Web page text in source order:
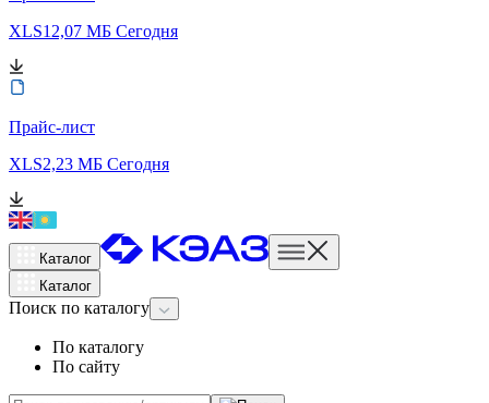
XLS12,07 МБ Сегодня
Прайс-лист
XLS2,23 МБ Сегодня
Каталог
Каталог
Поиск по каталогу
По каталогу
По сайту